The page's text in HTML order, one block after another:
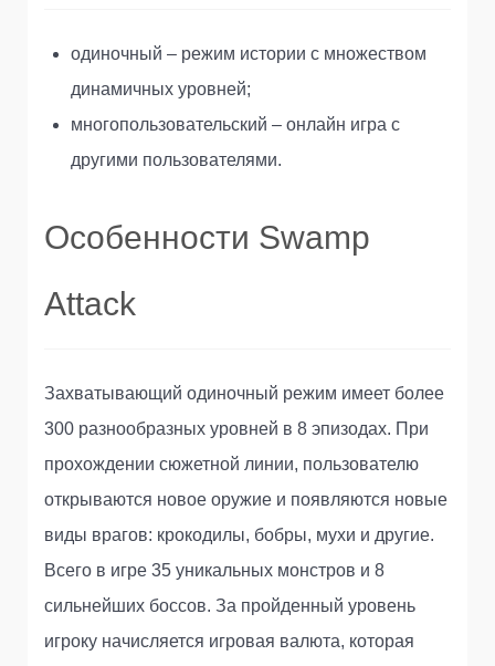
одиночный – режим истории с множеством
динамичных уровней;
многопользовательский – онлайн игра с
другими пользователями.
Особенности Swamp
Attack
Захватывающий одиночный режим имеет более
300 разнообразных уровней в 8 эпизодах. При
прохождении сюжетной линии, пользователю
открываются новое оружие и появляются новые
виды врагов: крокодилы, бобры, мухи и другие.
Всего в игре 35 уникальных монстров и 8
сильнейших боссов. За пройденный уровень
игроку начисляется игровая валюта, которая